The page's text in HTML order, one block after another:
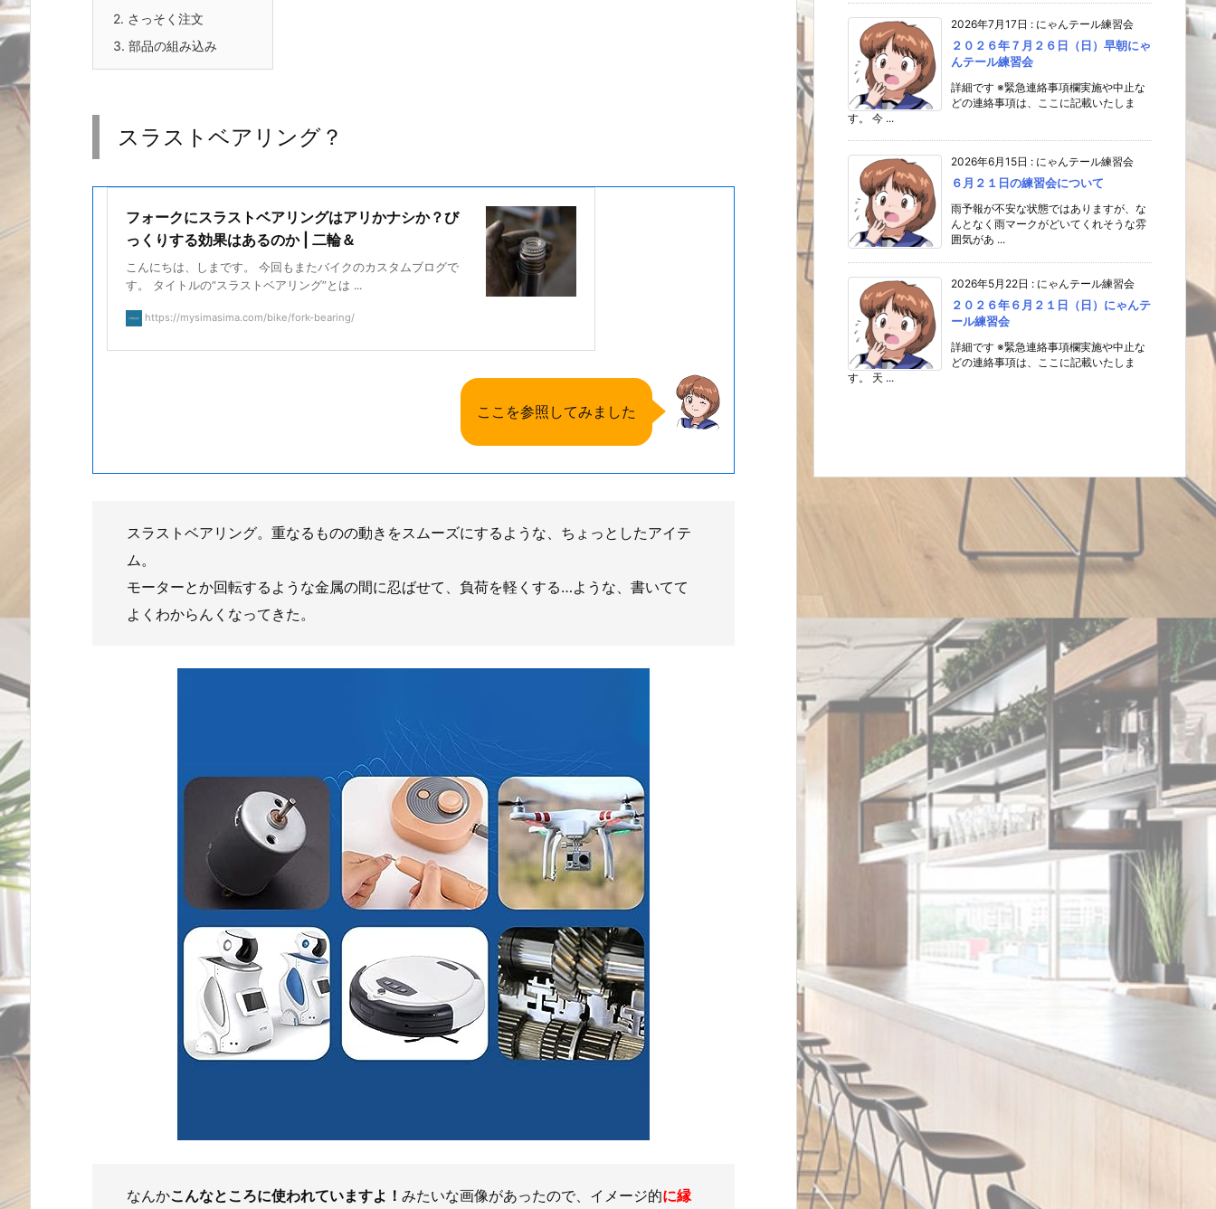
2. さっそく注文
3. 部品の組み込み
スラストベアリング？
フォークにスラストベアリングはアリかナシか？び
っくりする効果はあるのか | 二輪＆
こんにちは、しまです。 今回もまたバイクのカスタムブログで
す。 タイトルの“スラストベアリング”とは ...
https://mysimasima.com/bike/fork-bearing/
ここを参照してみました
スラストベアリング。重なるものの動きをスムーズにするような、ちょっとしたアイテ
ム。
モーターとか回転するような金属の間に忍ばせて、負荷を軽くする…ような、書いてて
よくわからんくなってきた。
なんかこんなところに使われていますよ！ みたいな画像があったので、イメージ的に縁
2026年7月17日 : にゃんテール練習会
２０２６年７月２６日（日）早朝にゃ
んテール練習会
詳細です ※緊急連絡事項欄実施や中止な
どの連絡事項は、ここに記載いたしま
す。 今 ...
2026年6月15日 : にゃんテール練習会
６月２１日の練習会について
雨予報が不安な状態ではありますが、な
んとなく雨マークがどいてくれそうな雰
囲気があ ...
2026年5月22日 : にゃんテール練習会
２０２６年６月２１日（日）にゃんテ
ール練習会
詳細です ※緊急連絡事項欄実施や中止な
どの連絡事項は、ここに記載いたしま
す。 天 ...